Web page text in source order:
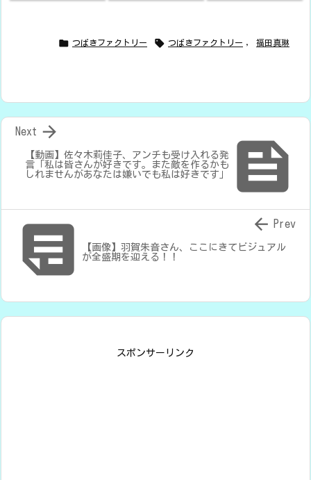
 つばきファクトリー  つばきファクトリー , 福田真琳

【動画】佐々木莉佳子、アンチも受け入れる発
言「私は皆さんが好きです。また敵を作るかも
しれませんがあなたは嫌いでも私は好きです」

Next
 【画像】羽賀朱音さん、ここにきてビジュアル
が全盛期を迎える！！
 Prev
スポンサーリンク